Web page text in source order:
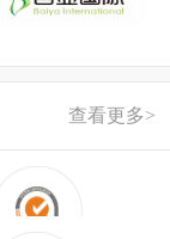
查看更多>